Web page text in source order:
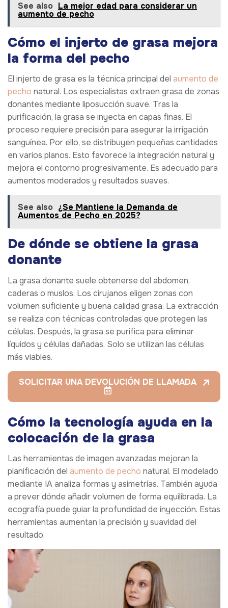
See also La mejor edad para considerar un
aumento de pecho
Cómo el injerto de grasa mejora
la forma del pecho
El injerto de grasa es la técnica principal del aumento de
pecho natural. Los especialistas extraen grasa de zonas
donantes mediante liposucción suave. Tras la
purificación, la grasa se inyecta en capas finas. El
proceso requiere precisión para asegurar la irrigación
sanguínea. Por ello, se distribuyen pequeñas cantidades
en varios planos. Esto favorece la integración natural y
mejora el contorno progresivamente. Es adecuado para
aumentos moderados y resultados suaves.
See also ¿Se Mantiene la Demanda de
Aumentos de Pecho en 2025?
De dónde se obtiene la grasa
donante
La grasa donante suele obtenerse del abdomen,
caderas o muslos. Los cirujanos eligen zonas con
volumen suficiente y buena calidad grasa. La extracción
se realiza con técnicas controladas que protegen las
células. Después, la grasa se purifica para eliminar
líquidos y células dañadas. Solo se utilizan las células
más viables.
SOLICITAR UNA DEVOLUCIÓN DE LLAMADA
Cómo la tecnología ayuda en la
colocación de la grasa
Las herramientas de imagen avanzadas mejoran la
planificación del aumento de pecho natural. El modelado
mediante IA analiza formas y asimetrías. También ayuda
a prever dónde añadir volumen de forma equilibrada. La
ecografía puede guiar la profundidad de inyección. Estas
herramientas aumentan la precisión y suavidad del
resultado.